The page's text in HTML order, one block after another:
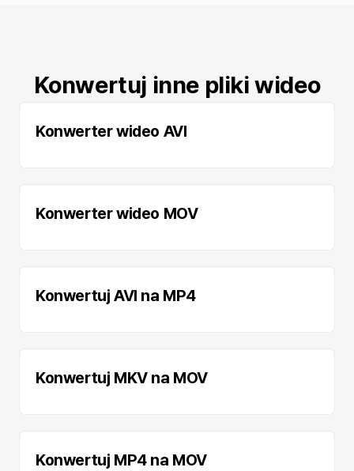
Konwertuj inne pliki wideo
Konwerter wideo AVI
Konwerter wideo MOV
Konwertuj AVI na MP4
Konwertuj MKV na MOV
Konwertuj MP4 na MOV